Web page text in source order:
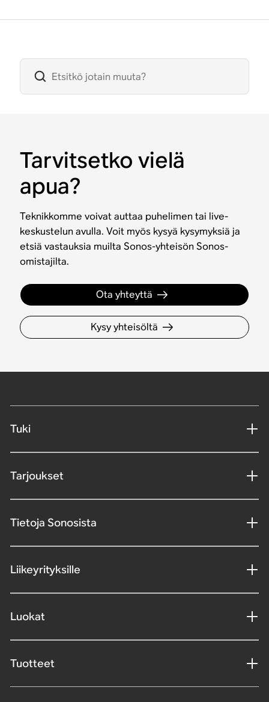
Tarvitsetko vielä
apua?
Teknikkomme voivat auttaa puhelimen tai live-
keskustelun avulla. Voit myös kysyä kysymyksiä ja
etsiä vastauksia muilta Sonos-yhteisön Sonos-
omistajilta.
Ota yhteyttä
Kysy yhteisöltä
Tuki
Tarjoukset
Tietoja Sonosista
Liikeyrityksille
Luokat
Tuotteet